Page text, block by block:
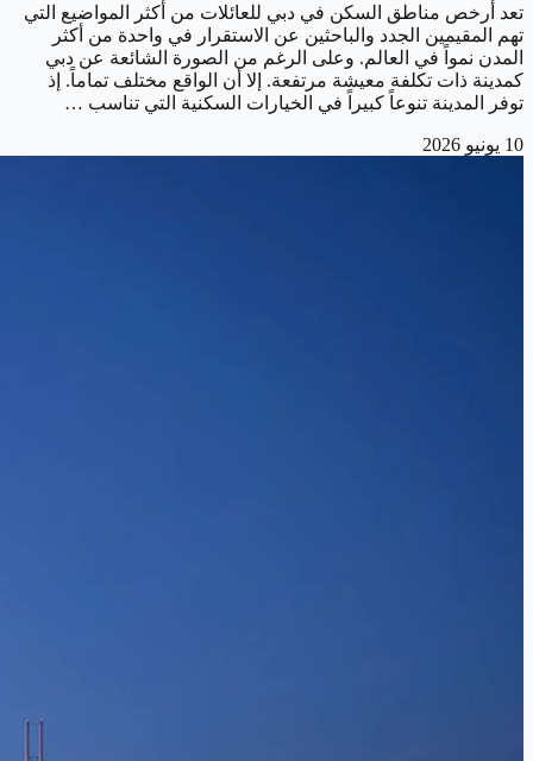
تعد أرخص مناطق السكن في دبي للعائلات من أكثر المواضيع التي
تهم المقيمين الجدد والباحثين عن الاستقرار في واحدة من أكثر
المدن نمواً في العالم. وعلى الرغم من الصورة الشائعة عن دبي
كمدينة ذات تكلفة معيشة مرتفعة. إلا أن الواقع مختلف تماماً. إذ
توفر المدينة تنوعاً كبيراً في الخيارات السكنية التي تناسب …
10 يونيو 2026